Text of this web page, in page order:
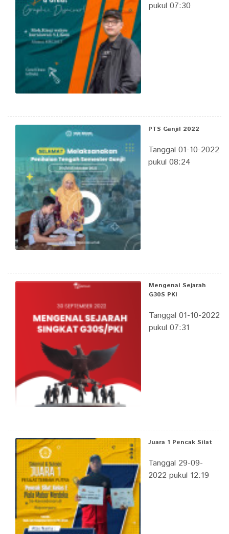
pukul 07:30
PTS Ganjil 2022
Tanggal 01-10-2022
pukul 08:24
Mengenal Sejarah
G30S PKI
Tanggal 01-10-2022
pukul 07:31
Juara 1 Pencak Silat
Tanggal 29-09-
2022 pukul 12:19